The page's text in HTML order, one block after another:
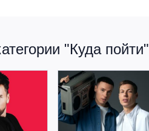
"Куда пойти"